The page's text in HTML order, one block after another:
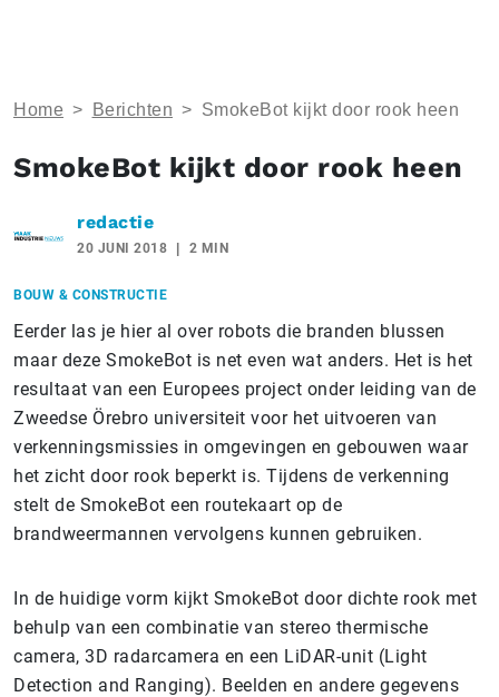
Home > Berichten > SmokeBot kijkt door rook heen
SmokeBot kijkt door rook heen
redactie
20 JUNI 2018 2 MIN
BOUW & CONSTRUCTIE
Eerder las je hier al over robots die branden blussen
maar deze SmokeBot is net even wat anders. Het is het
resultaat van een Europees project onder leiding van de
Zweedse Örebro universiteit voor het uitvoeren van
verkenningsmissies in omgevingen en gebouwen waar
het zicht door rook beperkt is. Tijdens de verkenning
stelt de SmokeBot een routekaart op de
brandweermannen vervolgens kunnen gebruiken.
In de huidige vorm kijkt SmokeBot door dichte rook met
behulp van een combinatie van stereo thermische
camera, 3D radarcamera en een LiDAR-unit (Light
Detection and Ranging). Beelden en andere gegevens